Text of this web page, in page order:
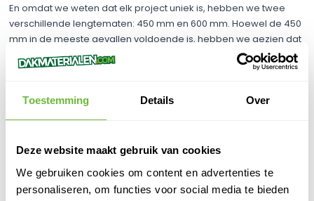
Toestemming Details Over
Deze website maakt gebruik van cookies
We gebruiken cookies om content en advertenties te
personaliseren, om functies voor social media te bieden
En omdat we weten dat elk project uniek is, hebben we twee
verschillende lengtematen: 450 mm en 600 mm. Hoewel de 450
mm in de meeste gevallen voldoende is, hebben we gezien dat
de toenemende dikte van spouwmuurisolatie soms een grotere
maat vereist. Voor die gevallen hebben we de 600 mm versie
Dus, waar wacht je nog op? Geef je projecten een boost met de
aluminium kiezelbakken van Anjo. Je zult zien dat ze niet alleen
duurzaamheid en betrouwbaarheid van je werk.
DE ANJO KIEZELBAK: EEN NAADLOZE